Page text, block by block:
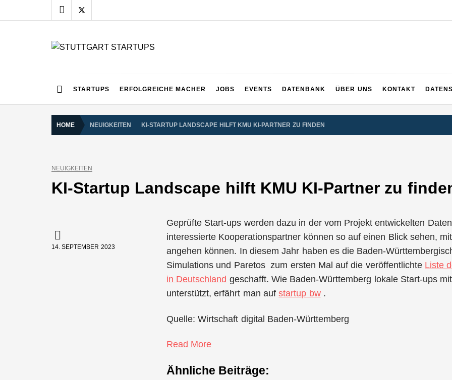
to
STARTUPS ERFOLGREICHE MACHER JOBS EVENTS DATENBANK ÜBER UNS KONTAKT
HOME NEUIGKEITEN KI-STARTUP LANDSCAPE HILFT KMU KI-PARTNER ZU FINDEN
NEUIGKEITEN
KI-Startup Landscape hilft KMU KI-Partner zu
14. SEPTEMBER 2023
Geprüfte Start-ups werden dazu in der vom Projekt entwickelten
interessierte Kooperationspartner können so auf einen Blick sehen,
angehen können. In diesem Jahr haben es die Baden-
Simulations und Paretos zum ersten Mal auf die veröffentlichte Liste
in Deutschland geschafft. Wie Baden-Württemberg lokale Start-ups
unterstützt, erfährt man aufstartup bw.
Quelle: Wirtschaft digital Baden-Württemberg
Read More
Ähnliche Beiträge: